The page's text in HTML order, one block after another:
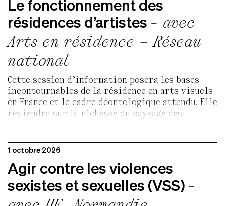
SOUTIENS ET PARTENAIRES
Le fonctionnement des
résidences d’artistes - avec
Arts en résidence – Réseau
national
Cette session d’information posera les bases
incontournables de la résidence en arts visuels
en France et le cadre déontologique attendu. Elle
reviendra sur la richesse du paysage des
donnera ainsi des pistes et des conseils pour se
candidatures.
1 octobre 2026
Agir contre les violences
sexistes et sexuelles (VSS) -